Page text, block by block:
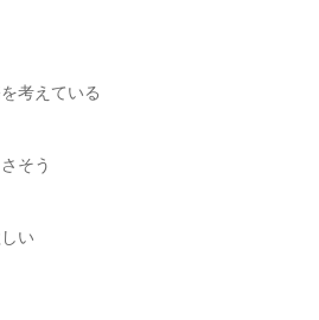
考えている
そう
い